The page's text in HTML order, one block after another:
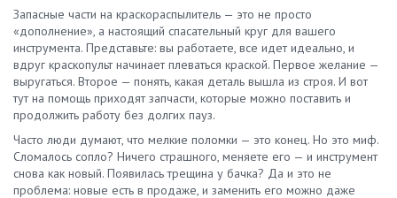
Запасные части на краскораспылитель — это не просто
«дополнение», а настоящий спасательный круг для вашего
инструмента. Представьте: вы работаете, все идет идеально, и
вдруг краскопульт начинает плеваться краской. Первое желание —
выругаться. Второе — понять, какая деталь вышла из строя. И вот
тут на помощь приходят запчасти, которые можно поставить и
продолжить работу без долгих пауз.
Часто люди думают, что мелкие поломки — это конец. Но это миф.
Сломалось сопло? Ничего страшного, меняете его — и инструмент
снова как новый. Появилась трещина у бачка? Да и это не
проблема: новые есть в продаже, и заменить его можно даже